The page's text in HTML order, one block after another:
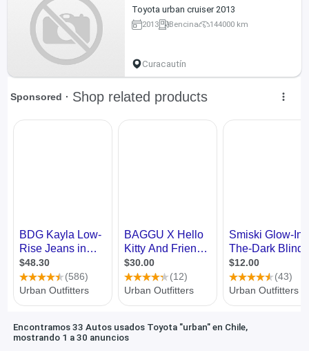
Toyota urban cruiser 2013
2013 Bencina 144000 km
Curacautín
Encontramos 33 Autos usados Toyota "urban" en Chile,
mostrando 1 a 30 anuncios